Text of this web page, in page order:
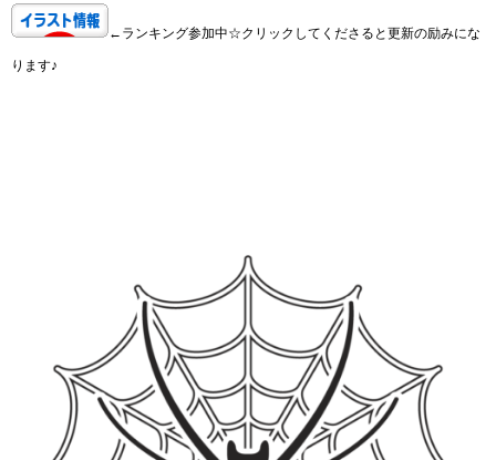
←ランキング参加中☆クリックしてくださると更新の励みにな
ります♪